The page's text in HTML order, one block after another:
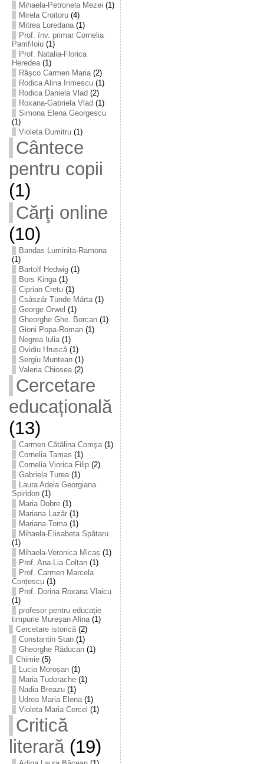
Mihaela-Petronela Mezei (1)
Mirela Croitoru(4)
Mitrea Loredana(1)
Prof. înv. primar Cornelia
Pamfiloiu(1)
Prof. Natalia-Florica
Heredea(1)
Râșco Carmen Maria(2)
Rodica Alina Irimescu(1)
Rodica Daniela Vlad (2)
Roxana-Gabriela Vlad (1)
Simona Elena Georgescu
(1)
Violeta Dumitru(1)
Cântece
pentru copii
(1)
Cărţi online
(10)
Bandas Luminița-Ramona
(1)
Bartolf Hedwig(1)
Bors Kinga(1)
Ciprian Crețu(1)
Császár Tünde Márta(1)
George Orwel (1)
Gheorghe Ghe. Borcan(1)
Gioni Popa-Roman(1)
Negrea Iulia(1)
Ovidiu Hrușcă(1)
Sergiu Muntean(1)
Valeria Chiosea(2)
Cercetare
educațională
(13)
Carmen Cătălina Comşa(1)
Cornelia Tamas (1)
Cornelia Viorica Filip(2)
Gabriela Turea(1)
Laura Adela Georgiana
Spiridon(1)
Maria Dobre(1)
Mariana Lazăr(1)
Mariana Toma(1)
Mihaela-Elisabeta Spătaru
(1)
Mihaela-Veronica Micaș (1)
Prof. Ana-Lia Colțan(1)
Prof. Carmen Marcela
Conțescu(1)
Prof. Dorina Roxana Vlaicu
(1)
profesor pentru educație
timpurie Mureșan Alina(1)
Cercetare istorică(2)
Constantin Stan(1)
Gheorghe Răducan(1)
Chimie(5)
Lucia Moroșan(1)
Maria Tudorache(1)
Nadia Breazu(1)
Udrea Maria Elena(1)
Violeta Maria Cercel (1)
Critică
literară(19)